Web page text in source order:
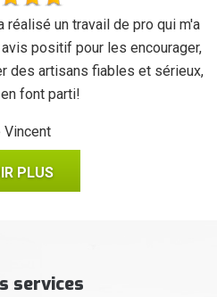
réalisé un travail de pro qui m'a
positif pour les encourager,
des artisans fiables et sérieux,
font parti!
Vincent
PLUS
services